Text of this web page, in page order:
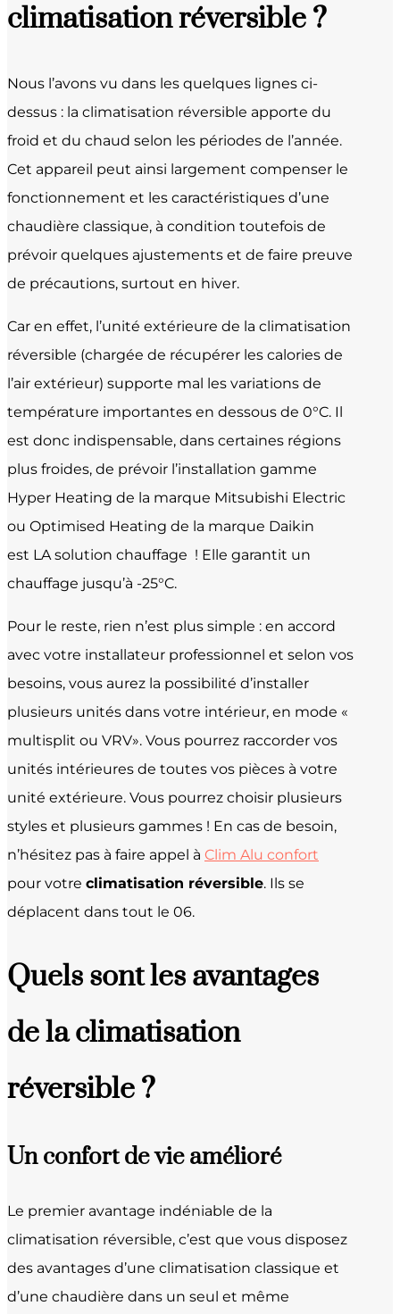
climatisation réversible ?
Nous l’avons vu dans les quelques lignes ci-
dessus : la climatisation réversible apporte du
froid et du chaud selon les périodes de l’année.
Cet appareil peut ainsi largement compenser le
fonctionnement et les caractéristiques d’une
chaudière classique, à condition toutefois de
prévoir quelques ajustements et de faire preuve
de précautions, surtout en hiver.
Car en effet, l’unité extérieure de la climatisation
réversible (chargée de récupérer les calories de
l’air extérieur) supporte mal les variations de
température importantes en dessous de 0°C. Il
est donc indispensable, dans certaines régions
plus froides, de prévoir l’installation gamme
Hyper Heating de la marque Mitsubishi Electric
ou Optimised Heating de la marque Daikin
est LA solution chauffage ! Elle garantit un
chauffage jusqu’à -25°C.
Pour le reste, rien n’est plus simple : en accord
avec votre installateur professionnel et selon vos
besoins, vous aurez la possibilité d’installer
plusieurs unités dans votre intérieur, en mode «
multisplit ou VRV». Vous pourrez raccorder vos
unités intérieures de toutes vos pièces à votre
unité extérieure. Vous pourrez choisir plusieurs
styles et plusieurs gammes ! En cas de besoin,
n’hésitez pas à faire appel à Clim Alu confort
pour votre climatisation réversible. Ils se
déplacent dans tout le 06.
Quels sont les avantages
de la climatisation
réversible ?
Un confort de vie amélioré
Le premier avantage indéniable de la
climatisation réversible, c’est que vous disposez
des avantages d’une climatisation classique et
d’une chaudière dans un seul et même